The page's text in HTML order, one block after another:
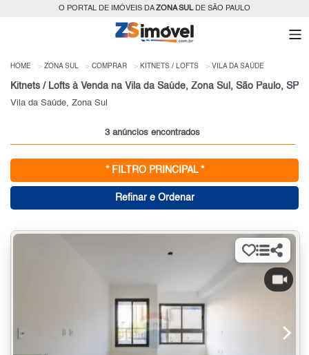
O PORTAL DE IMÓVEIS DAZONA SULDE SÃO PAULO
HOME ZONA SUL COMPRAR KITNETS / LOFTS VILA DA SAÚDE
Kitnets / Lofts à Venda na Vila da Saúde, Zona Sul, São Paulo, SP
Vila da Saúde, Zona Sul
3 anúncios encontrados
* FILTRO PRINCIPAL *
Refinar e Ordenar